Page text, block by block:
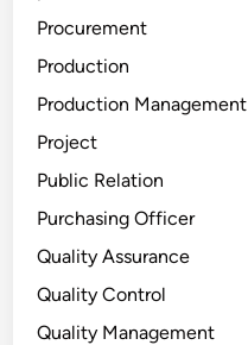
Procurement
Production
Production Management
Project
Public Relation
Purchasing Officer
Quality Assurance
Quality Control
Quality Management